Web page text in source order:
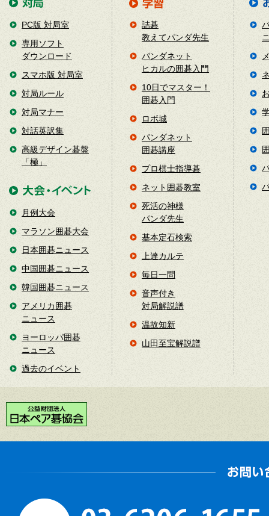
PC版 対局室
専用ソフト
ダウンロード
スマホ版 対局室
対局ルール
対局マナー
対話英訳集
高級デザイン碁盤
「極」
月例大会
マラソン囲碁大会
日本囲碁ニュース
中国囲碁ニュース
韓国囲碁ニュース
アメリカ囲碁
ニュース
ヨーロッパ囲碁
ニュース
過去のイベント
詰碁
教えてパンダ先生
パンダネット
ヒカルの囲碁入門
10日でマスター！
囲碁入門
ロボ城
パンダネット
囲碁講座
プロ棋士指導碁
ネット囲碁教室
死活の神様
パンダ先生
基本定石検索
上達カルテ
毎日一問
音声付き
対局解説譜
温故知新
山田至宝解説譜